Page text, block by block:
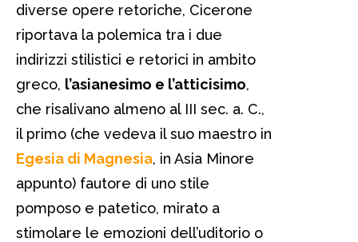
diverse opere retoriche, Cicerone
riportava la polemica tra i due
indirizzi stilistici e retorici in ambito
greco, l’asianesimo e l’atticisimo,
che risalivano almeno al III sec. a. C.,
il primo (che vedeva il suo maestro in
Egesia di Magnesia, in Asia Minore
appunto) fautore di uno stile
pomposo e patetico, mirato a
stimolare le emozioni dell’uditorio o